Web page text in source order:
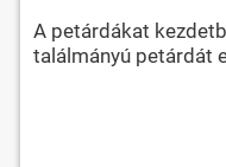
A petárdákat
találmányú petárdát